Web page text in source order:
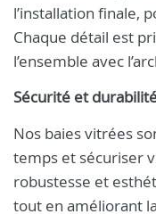
l’installation finale,
Chaque détail est
l’ensemble avec
Sécurité et
Nos baies vitrées
temps et sécuriser
robustesse et
tout en améliorant